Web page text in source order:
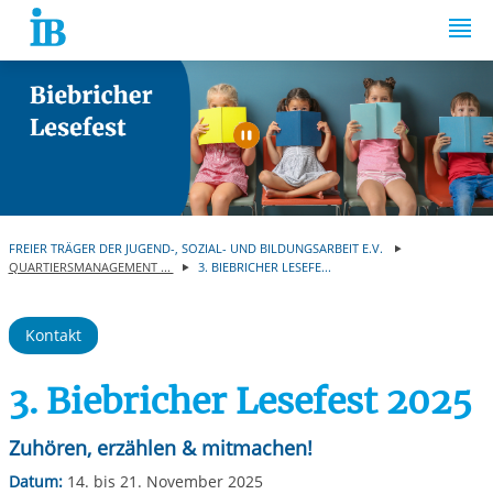
Springe zum Inhalt
Automatische
FREIER TRÄGER DER JUGEND-, SOZIAL- UND BILDUNGSARBEIT E.V.
QUARTIERSMANAGEMENT ...
3. BIEBRICHER LESEFE...
Kontakt
3. Biebricher Lesefest 2025
Zuhören, erzählen & mitmachen!
Datum: 14. bis 21. November 2025